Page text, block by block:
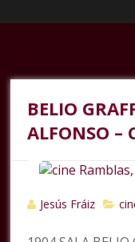
BELIO
ALFONSO –
Jesús Fráiz